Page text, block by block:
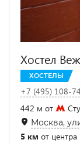
Хостел
ХОСТЕЛЫ
+7 (495) 108-
442 м от
Москва,
5 км от